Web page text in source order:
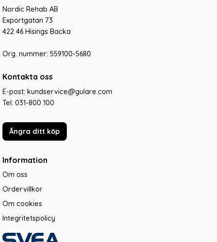
Nordic Rehab AB
Exportgatan 73
422 46 Hisings Backa
Org. nummer: 559100-5680
Kontakta oss
E-post: kundservice@gulare.com
Tel: 031-800 100
Ångra ditt köp
Information
Om oss
Ordervillkor
Om cookies
Integritetspolicy